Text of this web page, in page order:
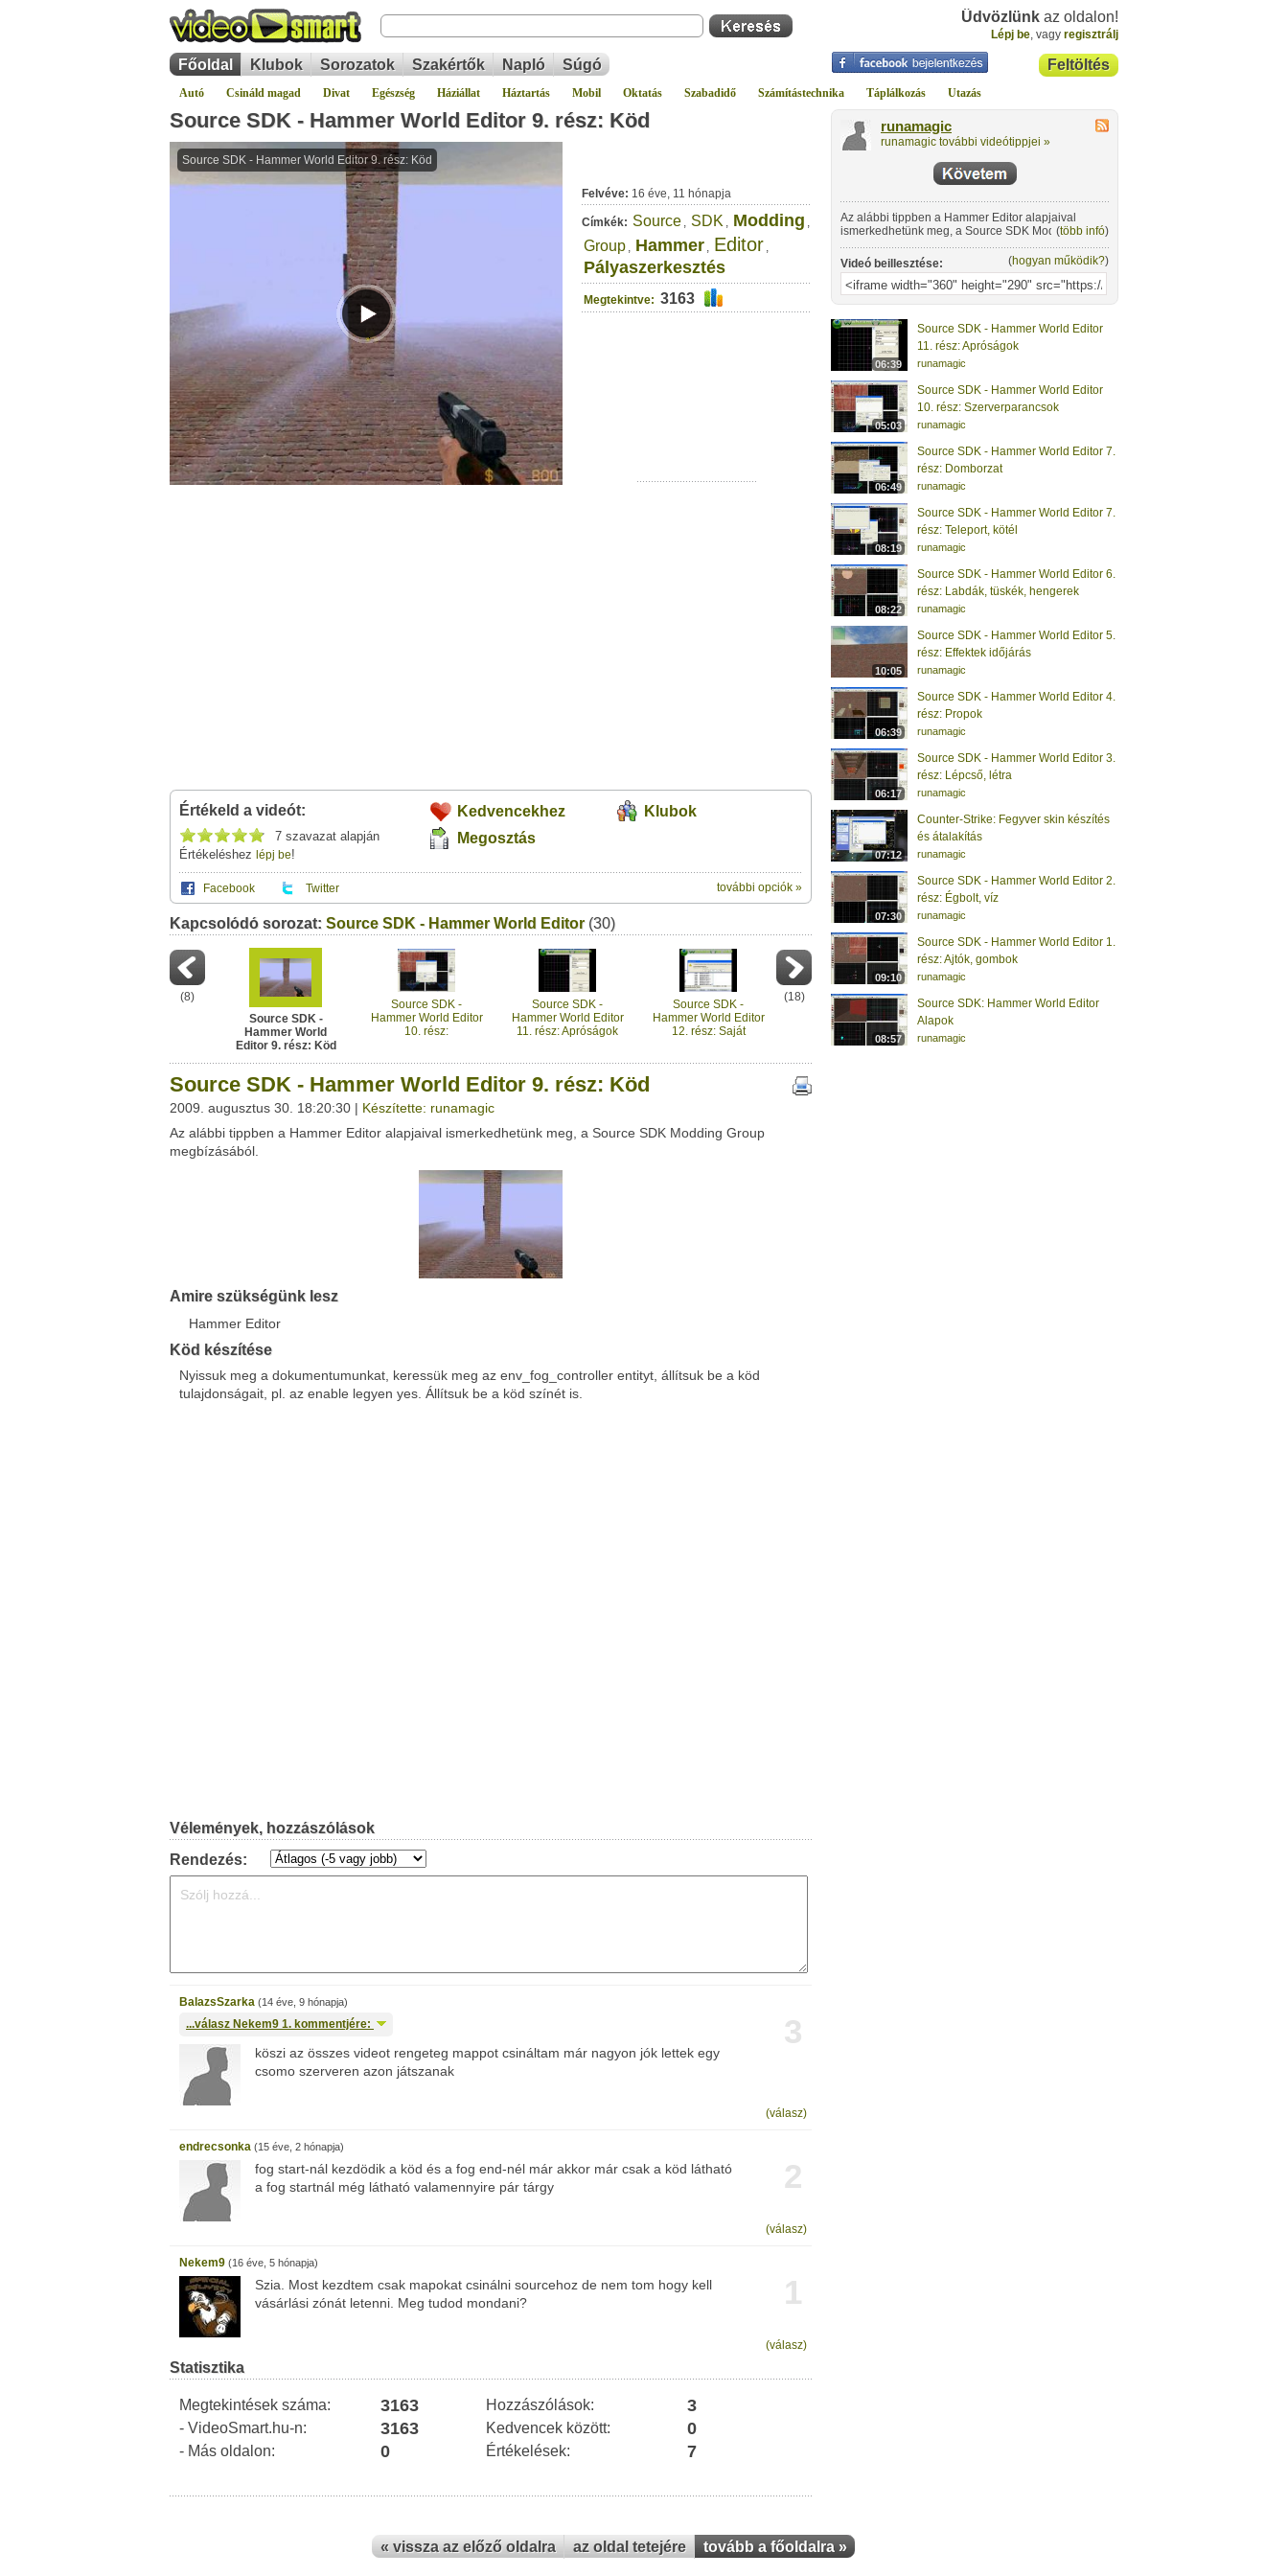
Üdvözlünk az oldalon!
Lépj be, vagy regisztrálj
Feltöltés
Főoldal Klubok Sorozatok Szakértők Napló Súgó
Autó Csináld magad Divat Egészség Háziállat Háztartás Mobil Oktatás Szabadidő Számítástechnika Táplálkozás Utazás
Source SDK - Hammer World Editor 9. rész: Köd
Felvéve: 16 éve, 11 hónapja
Címkék: Source , SDK , Modding ,
Group , Hammer , Editor ,
Pályaszerkesztés
Megtekintve: 3163
Értékeld a videót:
7 szavazat alapján
Értékeléshez lépj be!
Kedvencekhez
Klubok
Megosztás
Facebook Twitter további opciók »
A(z) "Source SDK - Hammer World Editor 9. rész: Köd " című videótippmegosztásához használhatod a
saját leveleződet,vagyezt a felületet:
Neved:
E-mail címed:
Címzett e-mail címe:
Üzenet (opcionális):
Facebook Twitter Google
Digg
Del.icio.us
Ez a videótipp a következő klub(ok)ba tartozik:
Ez a videó nem még nem tartozik egy klubhoz sem.
Ha van egy kis időd,nézz szét meglévő klubjaink között
Kapcsolódó sorozat: Source SDK - Hammer World Editor (30)
(8)
Source SDK -
Hammer World
Editor 9. rész: Köd
Source SDK -
Hammer World Editor
10. rész:
Source SDK -
Hammer World Editor
11. rész: Apróságok
Source SDK -
Hammer World Editor
12. rész: Saját
(18)
Source SDK - Hammer World Editor 9. rész: Köd
2009. augusztus 30. 18:20:30 | Készítette: runamagic
Az alábbi tippben a Hammer Editor alapjaival ismerkedhetünk meg, a Source SDK Modding Group
megbízásából.
Amire szükségünk lesz
Hammer Editor
Köd készítése
Nyissuk meg a dokumentumunkat, keressük meg az env_fog_controller entityt, állítsuk be a köd
tulajdonságait, pl. az enable legyen yes. Állítsuk be a köd színét is.
Vélemények, hozzászólások
Rendezés:
BalazsSzarka (14 éve, 9 hónapja)
3
...válasz Nekem9 1. kommentjére:
köszi az összes videot rengeteg mappot csináltam már nagyon jók lettek egy
csomo szerveren azon játszanak
(válasz)
endrecsonka (15 éve, 2 hónapja)
2
fog start-nál kezdödik a köd és a fog end-nél már akkor már csak a köd látható
a fog startnál még látható valamennyire pár tárgy
(válasz)
Nekem9 (16 éve, 5 hónapja)
1
Szia. Most kezdtem csak mapokat csinálni sourcehoz de nem tom hogy kell
vásárlási zónát letenni. Meg tudod mondani?
(válasz)
Statisztika
Megtekintések száma: 3163 Hozzászólások: 3
- VideoSmart.hu-n: 3163 Kedvencek között: 0
- Más oldalon: 0 Értékelések: 7
runamagic
runamagic további videótippjei »
Az alábbi tippben a Hammer Editor alapjaival
ismerkedhetünk meg, a Source SDK Modding
Group megbízásából.
(több infó)
Videó beillesztése: (hogyan működik?)
06:39
Source SDK - Hammer World Editor
11. rész: Apróságok
runamagic
05:03
Source SDK - Hammer World Editor
10. rész: Szerverparancsok
runamagic
06:49
Source SDK - Hammer World Editor 7.
rész: Domborzat
runamagic
08:19
Source SDK - Hammer World Editor 7.
rész: Teleport, kötél
runamagic
08:22
Source SDK - Hammer World Editor 6.
rész: Labdák, tüskék, hengerek
runamagic
10:05
Source SDK - Hammer World Editor 5.
rész: Effektek időjárás
runamagic
06:39
Source SDK - Hammer World Editor 4.
rész: Propok
runamagic
06:17
Source SDK - Hammer World Editor 3.
rész: Lépcső, létra
runamagic
07:12
Counter-Strike: Fegyver skin készítés
és átalakítás
runamagic
07:30
Source SDK - Hammer World Editor 2.
rész: Égbolt, víz
runamagic
09:10
Source SDK - Hammer World Editor 1.
rész: Ajtók, gombok
runamagic
08:57
Source SDK: Hammer World Editor
Alapok
runamagic
« vissza az előző oldalra az oldal tetejére tovább a főoldalra »